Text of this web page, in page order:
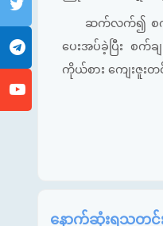
ဆက်လက်၍ စက်ချု
ပေးအပ်ခဲ့ပြီး စက်
ကိုယ်စား ကျေးဇူးတ
နောက်ဆုံးရသတင်း